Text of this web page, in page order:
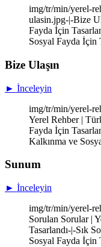
img/tr/min/yerel-
ulasin.jpg-|-Bize
Fayda İçin
Sosyal Fayda İçin
Bize Ulaşın
► İnceleyin
img/tr/min/yerel-
Yerel Rehber |
Fayda İçin
Kalkınma ve
Sunum
► İnceleyin
img/tr/min/yerel-
Sorulan Sorular |
Tasarlandı-|-Sık
Sosyal Fayda İçin